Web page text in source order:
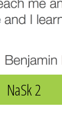
NaSk 2